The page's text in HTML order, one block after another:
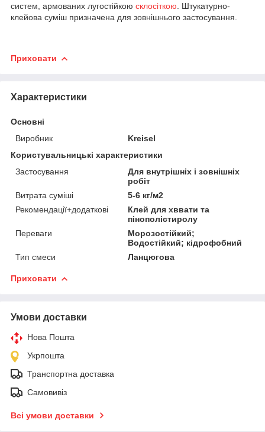
систем, армованих лугостійкою склосіткою . Штукатурно-
клейова суміш призначена для зовнішнього застосування.
Приховати
Характеристики
Основні
Виробник
Kreisel
Користувальницькі характеристики
Застосування
Для внутрішніх і зовнішніх
робіт
Витрата суміші
5-6 кг/м2
Рекомендації+додаткові
Клей для хввати та
пінополістиролу
Переваги
Морозостійкий;
Водостійкий; кідрофобний
Тип смеси
Ланцюгова
Приховати
Умови доставки
Нова Пошта
Укрпошта
Транспортна доставка
Самовивіз
Всі умови доставки